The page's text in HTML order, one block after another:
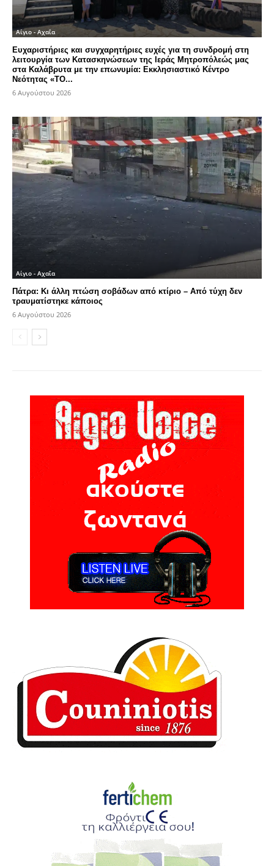
Αίγιο - Αχαΐα
Ευχαριστήριες και συγχαρητήριες ευχές για τη συνδρομή στη
λειτουργία των Κατασκηνώσεων της Ιεράς Μητροπόλεώς μας
στα Καλάβρυτα με την επωνυμία: Εκκλησιαστικό Κέντρο
Νεότητας «ΤΟ...
6 Αυγούστου 2026
Αίγιο - Αχαΐα
Πάτρα: Κι άλλη πτώση σοβάδων από κτίριο – Από τύχη δεν
τραυματίστηκε κάποιος
6 Αυγούστου 2026